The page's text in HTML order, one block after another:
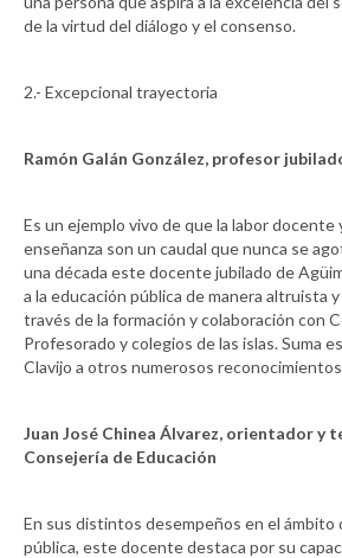
de la virtud del diálogo y el consenso.
2.- Excepcional trayectoria
Ramón Galán González, profesor
Es un ejemplo vivo de que la labor docente
enseñanza son un caudal que nunca se
una década este docente jubilado de
a la educación pública de manera altruista
través de la formación y colaboración con
Profesorado y colegios de las islas. Suma
Clavijo a otros numerosos
Juan José Chinea Álvarez, orientador y
Consejería de Educación
En sus distintos desempeños en el ámbito
pública, este docente destaca por su